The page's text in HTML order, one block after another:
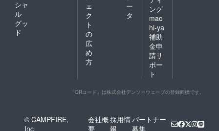
シャ
ル
グッ
ド
ェ
ク
ト
の
広
め
方
ー
タ
ング
mac
hi-ya
補助
金申
請サ
ポー
ト
「QRコード」は株式会社デンソーウェーブの登録商標です。
© CAMPFIRE,
Inc.
会社概
要
採用情
報
パートナー
募集